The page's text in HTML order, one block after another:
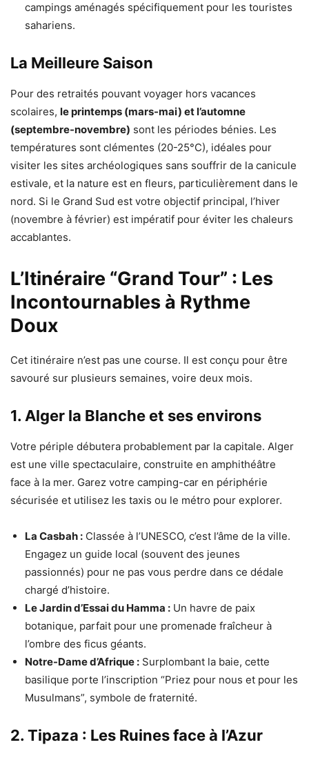
campings aménagés spécifiquement pour les touristes
sahariens.
La Meilleure Saison
Pour des retraités pouvant voyager hors vacances
scolaires, le printemps (mars-mai) et l’automne
(septembre-novembre) sont les périodes bénies. Les
températures sont clémentes (20-25°C), idéales pour
visiter les sites archéologiques sans souffrir de la canicule
estivale, et la nature est en fleurs, particulièrement dans le
nord. Si le Grand Sud est votre objectif principal, l’hiver
(novembre à février) est impératif pour éviter les chaleurs
accablantes.
L’Itinéraire “Grand Tour” : Les
Incontournables à Rythme
Doux
Cet itinéraire n’est pas une course. Il est conçu pour être
savouré sur plusieurs semaines, voire deux mois.
1. Alger la Blanche et ses environs
Votre périple débutera probablement par la capitale. Alger
est une ville spectaculaire, construite en amphithéâtre
face à la mer. Garez votre camping-car en périphérie
sécurisée et utilisez les taxis ou le métro pour explorer.
La Casbah : Classée à l’UNESCO, c’est l’âme de la ville.
Engagez un guide local (souvent des jeunes
passionnés) pour ne pas vous perdre dans ce dédale
chargé d’histoire.
Le Jardin d’Essai du Hamma : Un havre de paix
botanique, parfait pour une promenade fraîcheur à
l’ombre des ficus géants.
Notre-Dame d’Afrique : Surplombant la baie, cette
basilique porte l’inscription “Priez pour nous et pour les
Musulmans”, symbole de fraternité.
2. Tipaza : Les Ruines face à l’Azur